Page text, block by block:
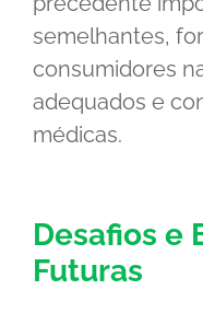
semelhantes,
consumidores
adequados e
médicas.
Desafios e
Futuras